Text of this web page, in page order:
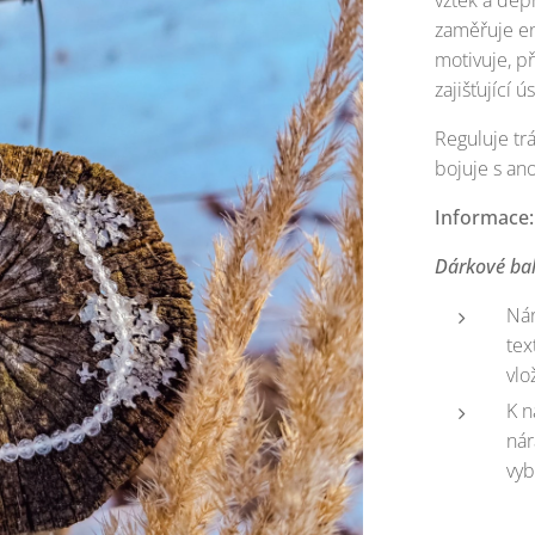
zaměřuje
motivuje,
zajišťující
Reguluje
bojuje s
Informace:
Dárkové
K